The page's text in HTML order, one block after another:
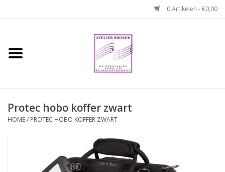
0 Artikelen - €0,00
Home
Reparaties en
Protec hobo koffer zwart
HOME/ PROTEC HOBO KOFFER ZWART